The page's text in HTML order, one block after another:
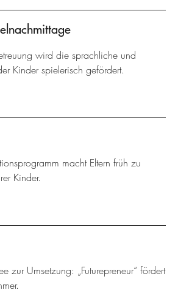
wird die sprachliche und
Kinder spielerisch gefördert.
macht Eltern früh zu
Kinder.
zur Umsetzung: „Futurepreneur“ fördert